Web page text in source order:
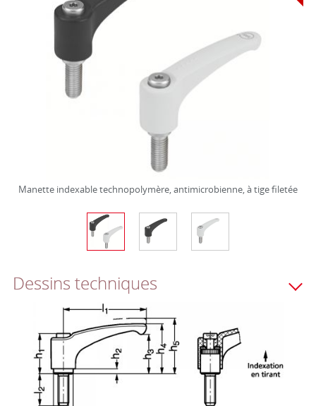
Manette indexable technopolymère, antimicrobienne, à tige filetée
Dessins techniques